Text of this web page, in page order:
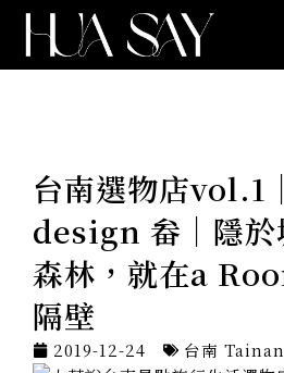
台南選物店vol.1
design 畚｜隱於
森林，就在a
隔壁
2019-12-24 台南 Tainan